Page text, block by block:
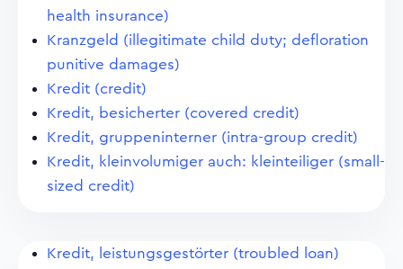
health insurance)
Kranzgeld (illegitimate child duty; defloration
punitive damages)
Kredit (credit)
Kredit, besicherter (covered credit)
Kredit, gruppeninterner (intra-group credit)
Kredit, kleinvolumiger auch: kleinteiliger (small-
sized credit)
Kredit, leistungsgestörter (troubled loan)